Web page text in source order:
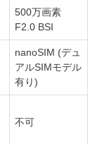
500万画素
F2.0 BSI
nanoSIM (デュ
アルSIMモデル
有り)
不可